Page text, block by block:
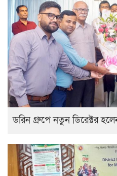
ডরিন গ্রুপে নতুন ডিরেক্টর